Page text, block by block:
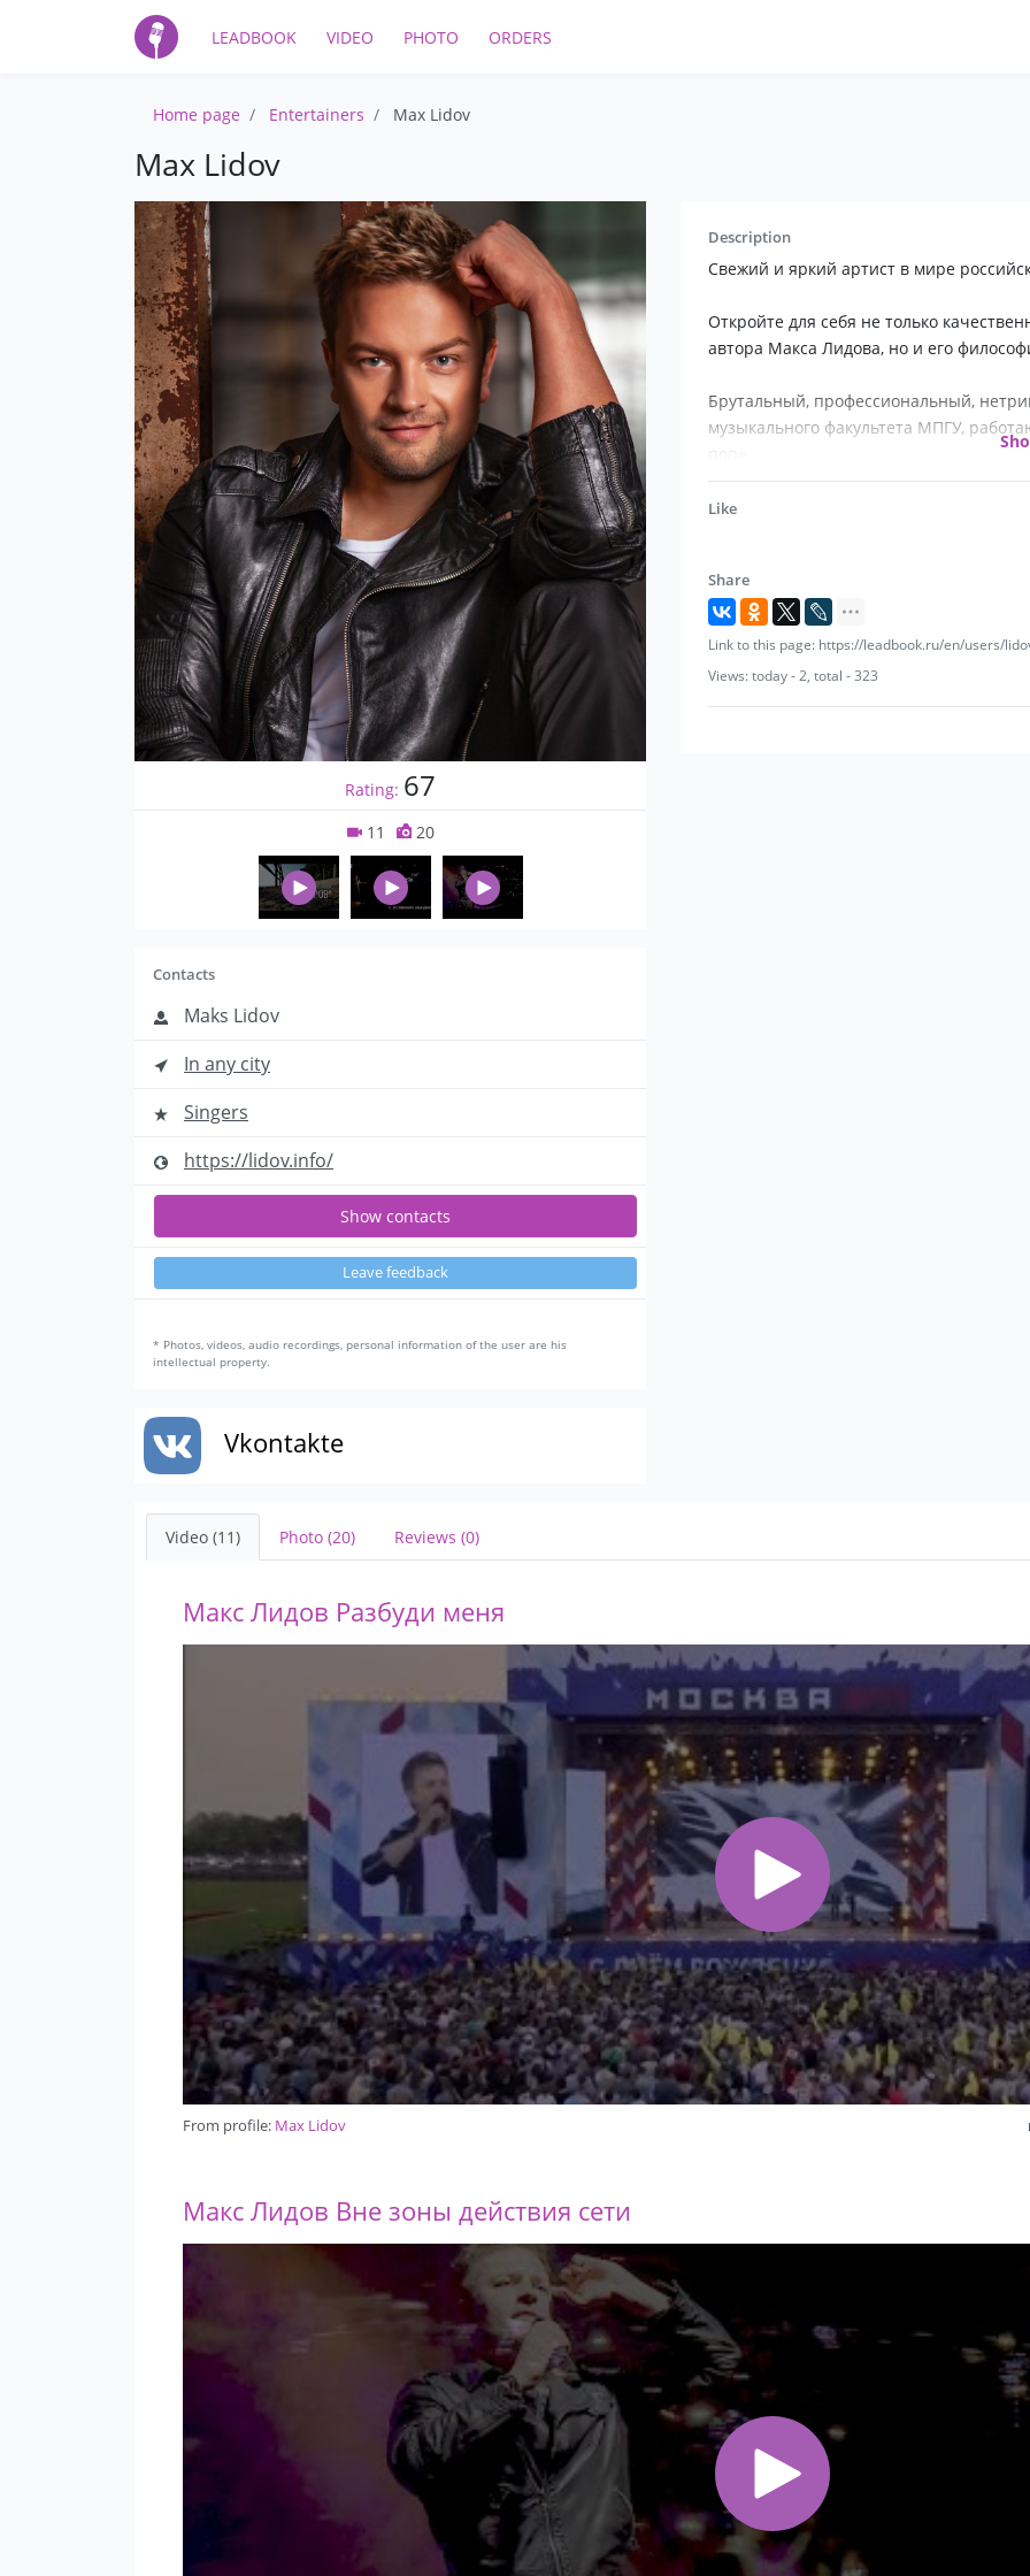
LEADBOOK VIDEO PHOTO ORDERS
Home page Entertainers Max Lidov
Max Lidov
Rating: 67
11 20
Contacts
Maks Lidov
In any city
Singers
https://lidov.info/
Show contacts
Leave feedback
* Photos, videos, audio recordings, personal information of the user are his
intellectual property.
Vkontakte
Description
Свежий и яркий артист в мире
Откройте для себя не только
автора Макса Лидова, но и его
Брутальный, профессиональный,
музыкального факультета МПГУ,
Не конъюнктурный артист/баритон со
Like
Share
Link to this page: https://leadbook.ru/en/users/
Views: today - 2, total - 323
Video (11) Photo (20) Reviews (0)
Макс Лидов Разбуди меня
From profile: Max Lidov
Макс Лидов Вне зоны действия сети